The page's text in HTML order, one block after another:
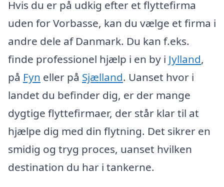
Hvis du er på udkig efter et flyttefirma
uden for Vorbasse, kan du vælge et firma i
andre dele af Danmark. Du kan f.eks.
finde professionel hjælp i en by i Jylland,
på Fyn eller på Sjælland. Uanset hvor i
landet du befinder dig, er der mange
dygtige flyttefirmaer, der står klar til at
hjælpe dig med din flytning. Det sikrer en
smidig og tryg proces, uanset hvilken
destination du har i tankerne.